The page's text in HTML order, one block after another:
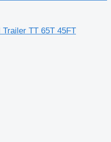
TT 65T 45FT